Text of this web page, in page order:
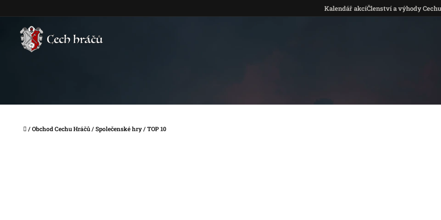
Kalendář akcíČlenství a výhody Cechu
Domů
/Obchod Cechu Hráčů/Společenské hry/TOP 10